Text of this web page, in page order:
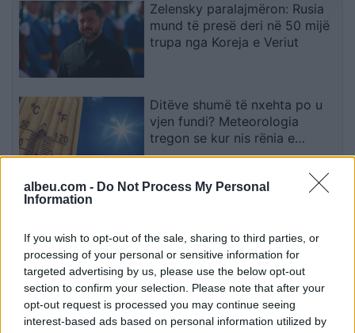
albeu.com - Do Not Process My Personal
Information
If you wish to opt-out of the sale, sharing to third parties, or
processing of your personal or sensitive information for
targeted advertising by us, please use the below opt-out
section to confirm your selection. Please note that after your
opt-out request is processed you may continue seeing
interest-based ads based on personal information utilized by
Zelensky paralajmëron: Rusia
mund të presë deri në 50 mijë
trupa nga Koreja e Veriut
Ditëve shumë të nxehta po u
vjen fundi? Meteorologia
tregon se kur nis rënia e
temperaturave